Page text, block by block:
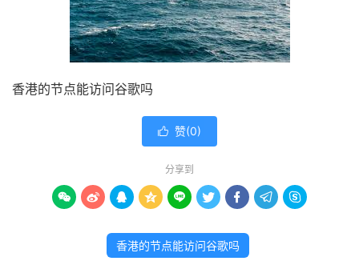
香港的节点能访问谷歌吗
 赞(0)
分享到
        
香港的节点能访问谷歌吗